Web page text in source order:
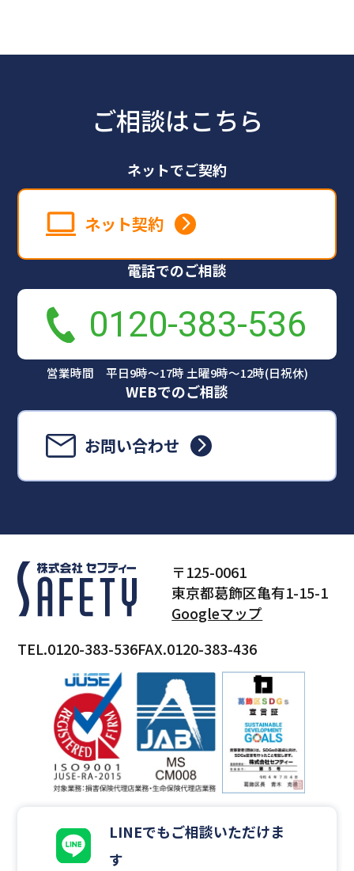
ご相談はこちら
ネットでご契約
ネット契約
電話でのご相談
0120-383-536
営業時間 平日9時～17時 土曜9時～12時(日祝休)
WEBでのご相談
お問い合わせ
〒125-0061
東京都葛飾区亀有1-15-1
Googleマップ
TEL.0120-383-536FAX.0120-383-436
LINEでもご相談いただけま
す